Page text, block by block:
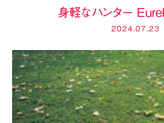
身軽なハンター
2024.07.23